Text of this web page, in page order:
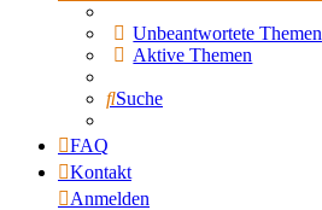
Unbeantwortete Themen
Aktive Themen
Suche
FAQ
Kontakt
Anmelden